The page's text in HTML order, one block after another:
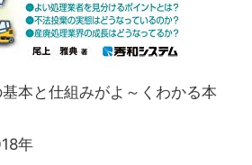
基本と仕組みがよ～くわかる本
年